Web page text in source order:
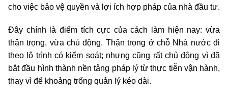
cho việc bảo vệ quyền và lợi ích hợp pháp của nhà đầu tư.
Đây chính là điểm tích cực của cách làm hiện nay: vừa
thận trọng, vừa chủ động. Thận trọng ở chỗ Nhà nước đi
theo lộ trình có kiểm soát; nhưng cũng rất chủ động vì đã
bắt đầu hình thành nền tảng pháp lý từ thực tiễn vận hành,
thay vì để khoảng trống quản lý kéo dài.